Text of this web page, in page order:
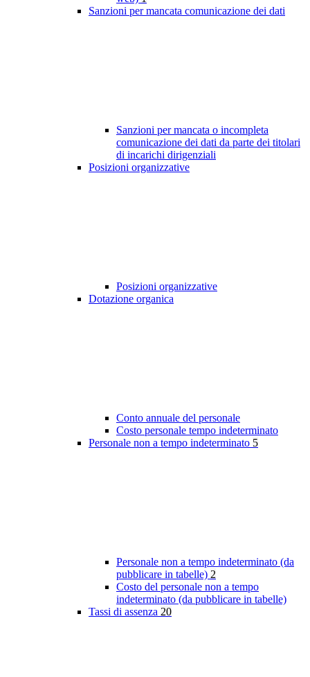
Sanzioni per mancata comunicazione dei dati
Sanzioni per mancata o incompleta
comunicazione dei dati da parte dei titolari
di incarichi dirigenziali
Posizioni organizzative
Posizioni organizzative
Dotazione organica
Conto annuale del personale
Costo personale tempo indeterminato
Personale non a tempo indeterminato 5
Personale non a tempo indeterminato (da
pubblicare in tabelle) 2
Costo del personale non a tempo
indeterminato (da pubblicare in tabelle)
Tassi di assenza 20